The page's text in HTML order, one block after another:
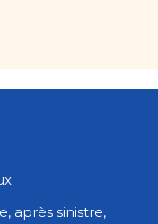
après sinistre,